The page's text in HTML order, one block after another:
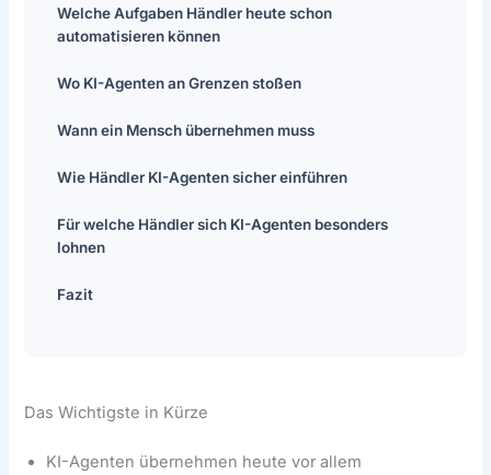
Welche Aufgaben Händler heute schon
automatisieren können
Wo KI-Agenten an Grenzen stoßen
Wann ein Mensch übernehmen muss
Wie Händler KI-Agenten sicher einführen
Für welche Händler sich KI-Agenten besonders
lohnen
Fazit
Das Wichtigste in Kürze
KI-Agenten übernehmen heute vor allem